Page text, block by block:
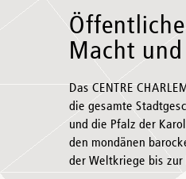
Macht
Das CENTRE
die gesamte
und die Pfalz der
den mondänen
der Weltkriege bis